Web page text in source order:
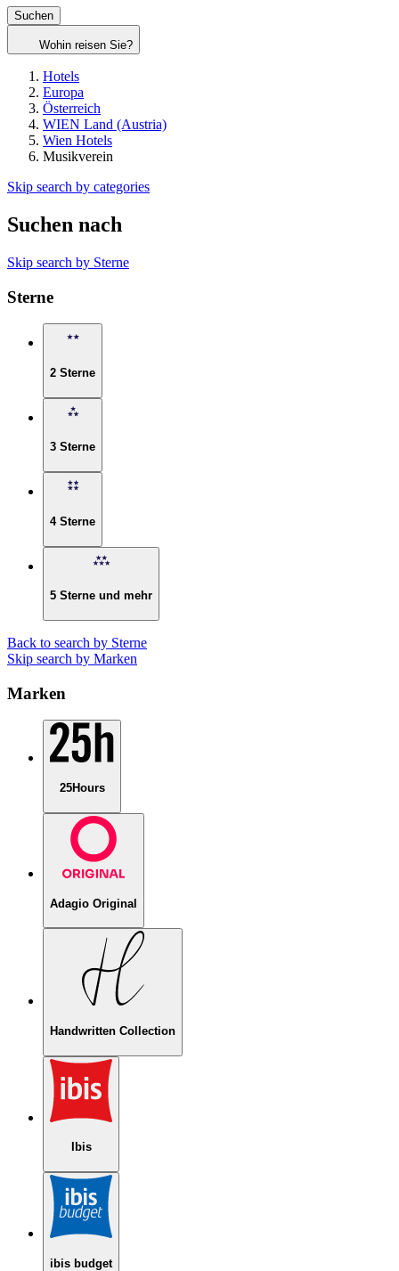
Suchen
Wohin reisen Sie?
Hotels
Europa
Österreich
WIEN Land (Austria)
Wien Hotels
Musikverein
Skip search by categories
Suchen nach
Skip search by Sterne
Sterne
2 Sterne
3 Sterne
4 Sterne
5 Sterne und mehr
Back to search by Sterne
Skip search by Marken
Marken
25Hours
Adagio Original
Handwritten Collection
Ibis
ibis budget